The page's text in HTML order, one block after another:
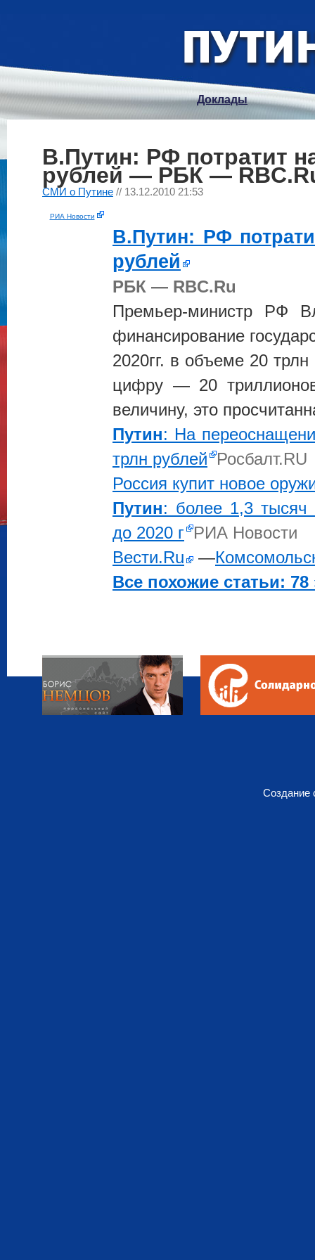
Доклады
В.Путин: РФ потратит
рублей — РБК —
СМИ о Путине // 13.12.2010 21:53
РИА Новости
В.Путин: РФ
рублей
РБК — RBC.Ru
Премьер-министр РФ
финансирование
2020гг. в объеме 20
цифру — 20
величину, это
Путин: На
трлн рублей Росбалт.RU
Россия купит новое
Путин: более 1,3 тысяч
до 2020 г РИА Новости
Вести.Ru
—
Все похожие статьи: 78
Создание